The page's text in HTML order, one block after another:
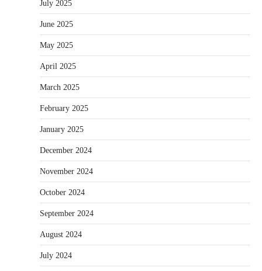
July 2025
June 2025
May 2025
April 2025
March 2025
February 2025
January 2025
December 2024
November 2024
October 2024
September 2024
August 2024
July 2024